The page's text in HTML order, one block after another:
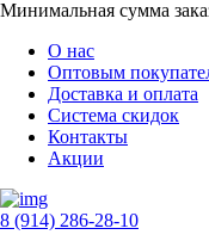
Минимальная сумма
О нас
Оптовым
Доставка и оплата
Система скидок
Контакты
Акции
8 (914) 286-28-10